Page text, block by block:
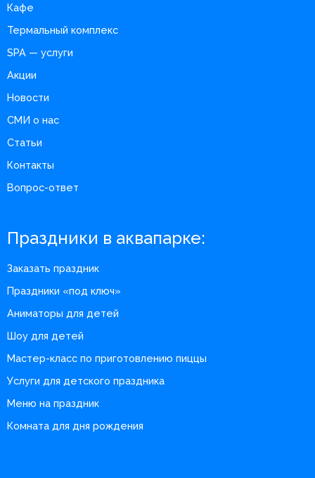
Кафе
Термальный комплекс
SPA — услуги
Акции
Новости
СМИ о нас
Статьи
Контакты
Вопрос-ответ
Праздники в аквапарке:
Заказать праздник
Праздники «под ключ»
Аниматоры для детей
Шоу для детей
Мастер-класс по приготовлению пиццы
Услуги для детского праздника
Меню на праздник
Комната для дня рождения